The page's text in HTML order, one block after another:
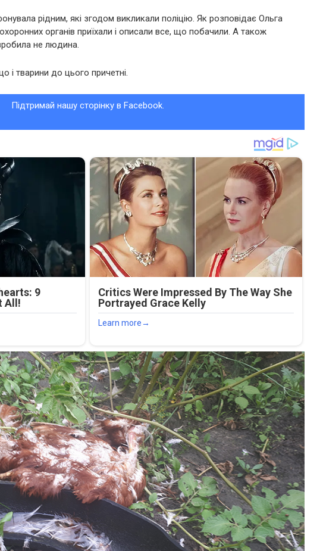
рідним, які згодом викликали поліцію. Як розповідає Ольга
органів приїхали і описали все, що побачили. А також
не людина.
і тварини до цього причетні.
Підтримай нашу сторінку в Facebook.